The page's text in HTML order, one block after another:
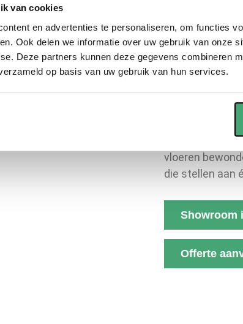
van cookies
en advertenties te personaliseren, om functies
Ook delen we informatie over uw gebruik van onze
Deze partners kunnen deze gegevens combineren
op basis van uw gebruik van hun services.
Ons doel: een
wensen.
ruim 2000
PVC visgraat
hebben het
Een vloer kies
hebben wij een
vloeren
die stellen aan
Showroom
Offerte